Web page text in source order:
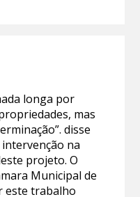
longa por
mas
disse
na
projeto. O
Municipal de
este trabalho